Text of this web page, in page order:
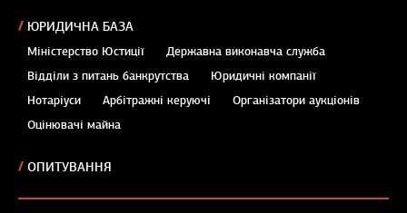
ЮРИДИЧНА БАЗА
Міністерство Юстиції
Державна виконавча служба
Відділи з питань банкрутства
Юридичні компанії
Нотаріуси
Арбітражні керуючі
Організатори аукціонів
Оцінювачі майна
ОПИТУВАННЯ